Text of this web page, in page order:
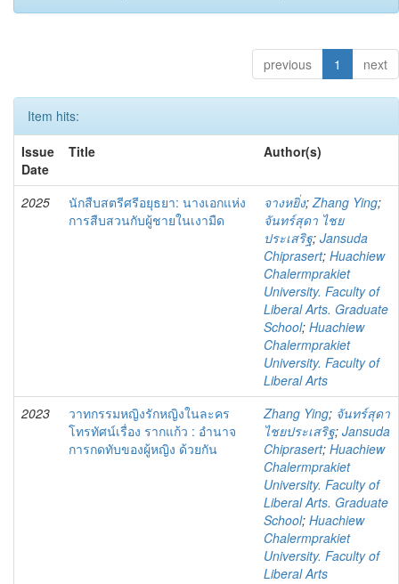
previous 1 next
Item hits:
Issue
Date
Title Author(s)
2025
นักสืบสตรีศรีอยุธยา: นางเอกแห่ง
การสืบสวนกับผู้ชายในเงามืด
จางหยิ่ง;Zhang Ying;
จันทร์สุดา ไชย
ประเสริฐ; Jansuda
Chiprasert; Huachiew
Chalermprakiet
University. Faculty of
Liberal Arts. Graduate
School; Huachiew
Chalermprakiet
University. Faculty of
Liberal Arts
2023
วาทกรรมหญิงรักหญิงในละคร
โทรทัศน์เรื่อง รากแก้ว : อำนาจ
การกดทับของผู้หญิง ด้วยกัน
Zhang Ying; จันทร์สุดา
ไชยประเสริฐ; Jansuda
Chiprasert; Huachiew
Chalermprakiet
University. Faculty of
Liberal Arts. Graduate
School; Huachiew
Chalermprakiet
University. Faculty of
Liberal Arts